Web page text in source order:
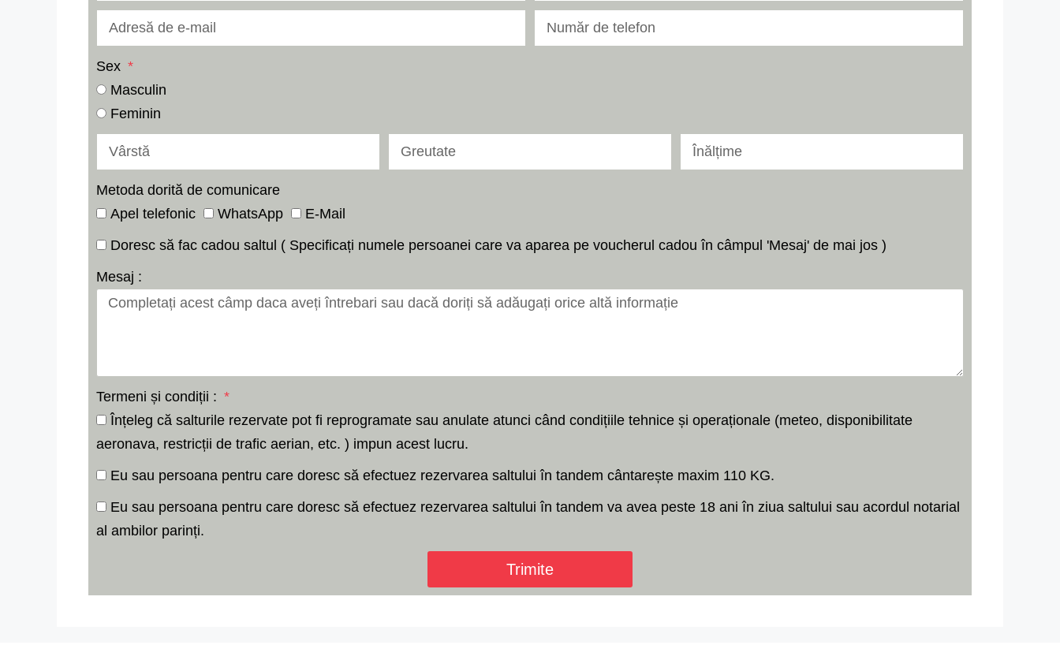
Sex
Masculin
Feminin
Metoda dorită de comunicare
Apel telefonic
WhatsApp
E-Mail
Doresc să fac cadou saltul ( Specificați numele persoanei care va aparea pe voucherul cadou în câmpul 'Mesaj' de mai jos )
Mesaj :
Termeni și condiții :
Înțeleg că salturile rezervate pot fi reprogramate sau anulate atunci când condițiile tehnice și operaționale (meteo, disponibilitate
aeronava, restricții de trafic aerian, etc. ) impun acest lucru.
Eu sau persoana pentru care doresc să efectuez rezervarea saltului în tandem cântarește maxim 110 KG.
Eu sau persoana pentru care doresc să efectuez rezervarea saltului în tandem va avea peste 18 ani în ziua saltului sau acordul notarial
al ambilor parinți.
Trimite